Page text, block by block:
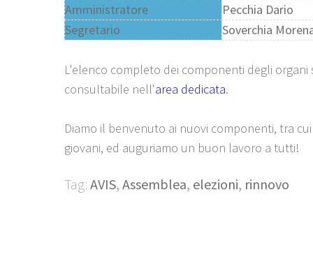
Amministratore
Pecchia Dario
Segretario
Soverchia
L'elenco completo dei componenti degli organi
consultabile nell'area dedicata.
Diamo il benvenuto ai nuovi componenti, tra
giovani, ed auguriamo un buon lavoro a tutti!
Tag: AVIS, Assemblea, elezioni, rinnovo